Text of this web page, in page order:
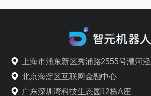
上海市浦东新区秀浦路2555号漕河
北京海淀区互联网金融中心
广东深圳湾科技生态园12栋A座